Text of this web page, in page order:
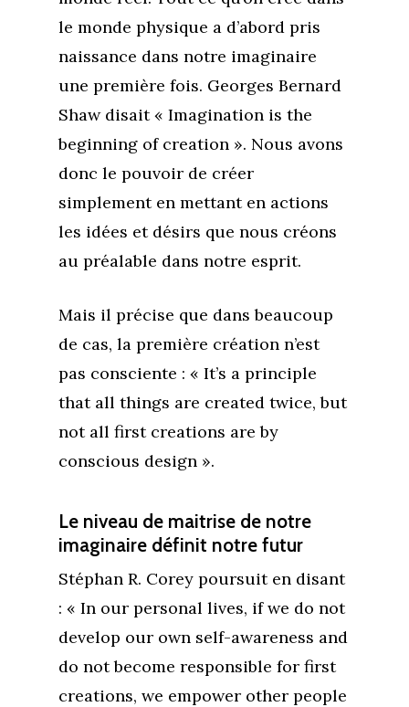
le monde physique a d’abord pris
naissance dans notre imaginaire
une première fois. Georges Bernard
Shaw disait « Imagination is the
beginning of creation ». Nous avons
donc le pouvoir de créer
simplement en mettant en actions
les idées et désirs que nous créons
au préalable dans notre esprit.
Mais il précise que dans beaucoup
de cas, la première création n’est
pas consciente : « It’s a principle
that all things are created twice, but
not all first creations are by
conscious design ».
Le niveau de maitrise de notre
imaginaire définit notre futur
Stéphan R. Corey poursuit en disant
: « In our personal lives, if we do not
develop our own self-awareness and
do not become responsible for first
creations, we empower other people